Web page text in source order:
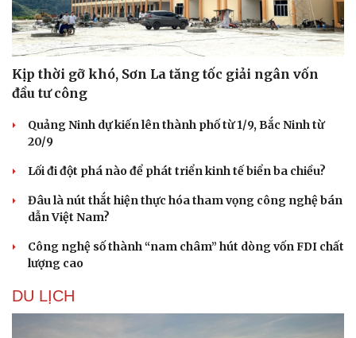
Văn hóa
Sân khấu - Điện ảnh
Văn học
Di sản
Giải trí
Nghệ sĩ
Kịp thời gỡ khó, Sơn La tăng tốc giải ngân vốn
đầu tư công
Quảng Ninh dự kiến lên thành phố từ 1/9, Bắc Ninh từ
20/9
Lối đi đột phá nào để phát triển kinh tế biển ba chiều?
Đâu là nút thắt hiện thực hóa tham vọng công nghệ bán
dẫn Việt Nam?
Công nghệ số thành “nam châm” hút dòng vốn FDI chất
lượng cao
DU LỊCH